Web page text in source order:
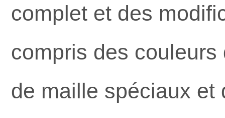
complet et des
compris des
de maille spéciaux et